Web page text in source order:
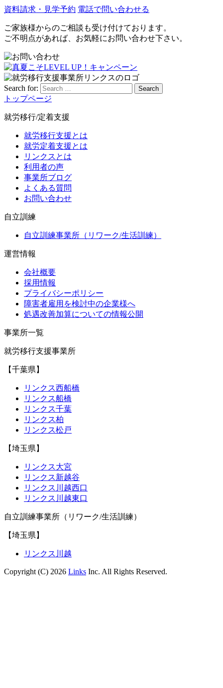
資料請求・見学予約 電話で問い合わせる
ご家族様からのご相談も受け付けております。
ご不明点があれば、お気軽にお問い合わせ下さい。
Search for: Search
トップページ
就労移行/定着支援
就労移行支援とは
就労定着支援とは
リンクスとは
利用者の声
事業所ブログ
よくある質問
お問い合わせ
自立訓練
自立訓練事業所（リワーク/生活訓練）
運営情報
会社概要
採用情報
プライバシーポリシー
障害者雇用を検討中の企業様へ
処遇改善加算についての情報公開
事業所一覧
就労移行支援事業所
【千葉県】
リンクス西船橋
リンクス船橋
リンクス千葉
リンクス柏
リンクス松戸
【埼玉県】
リンクス大宮
リンクス新越谷
リンクス川越西口
リンクス川越東口
自立訓練事業所（リワーク/生活訓練）
【埼玉県】
リンクス川越
Copyright (C) 2026 Links Inc. All Rights Reserved.